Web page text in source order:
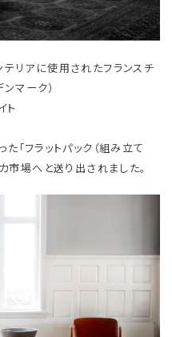
リアに使用されたフランスチ
マーク）
ト
「フラットパック（組み立て
市場へと送り出されました。